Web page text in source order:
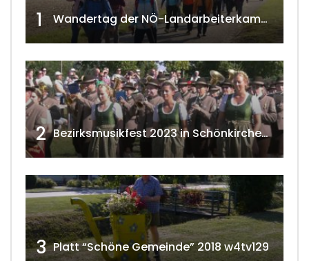
1 Wandertag der NÖ-Landarbeiterkammer in Hollabrunn 2024
2 Bezirksmusikfest 2023 in Schönkirchen-Reyersdorf
3 Platt “Schöne Gemeinde” 2018 w4tv129